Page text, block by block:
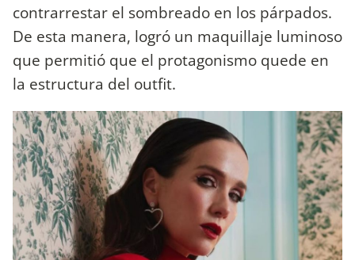
contrarrestar el sombreado en los párpados.
De esta manera, logró un maquillaje luminoso
que permitió que el protagonismo quede en
la estructura del outfit.